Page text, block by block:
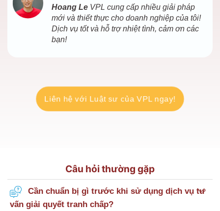
Hoang Le VPL cung cấp nhiều giải pháp
mới và thiết thực cho doanh nghiệp của tôi!
Dịch vụ tốt và hỗ trợ nhiệt tình, cảm ơn các
bạn!
Liên hệ với Luật sư của VPL ngay!
Câu hỏi thường gặp
Cần chuẩn bị gì trước khi sử dụng dịch vụ tư
vấn giải quyết tranh chấp?